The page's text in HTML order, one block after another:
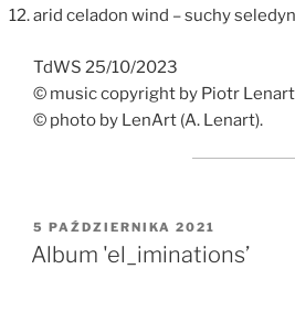
arid celadon wind – suchy
TdWS 25/10/2023
© music copyright by Piotr Lenart
© photo by LenArt (A. Lenart).
OPUBLIKOWANE
W
5 PAŹDZIERNIKA 2021
Album 'el_iminations’